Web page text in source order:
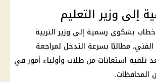
وزير التعليم
خطاب بشكوى رسمية إلى وزيرالتربية
الفني، مطالبًا بسرعة التدخل لمراجعة
تلقيه استغاثات من طلاب وأولياء أمور في
المحافظات.